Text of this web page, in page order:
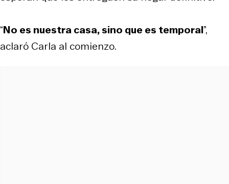
“No es nuestra casa, sino que es temporal”,
aclaró Carla al comienzo.